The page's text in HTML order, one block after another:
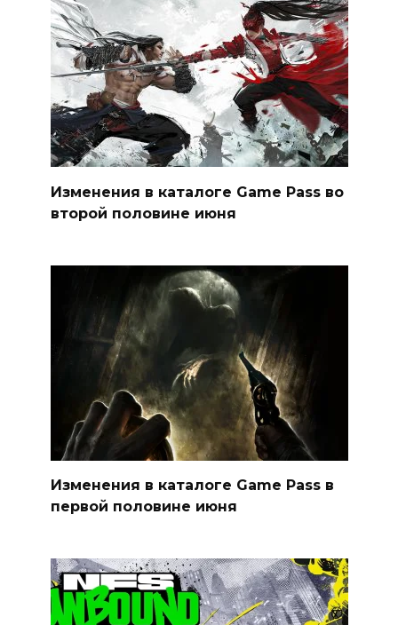
Изменения в каталоге Game Pass во
второй половине июня
Изменения в каталоге Game Pass в
первой половине июня